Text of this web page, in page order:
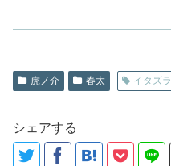
虎ノ介 春太 イタズラ
シェアする